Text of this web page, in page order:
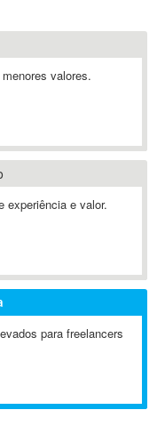
valores.
experiência e valor.
para freelancers